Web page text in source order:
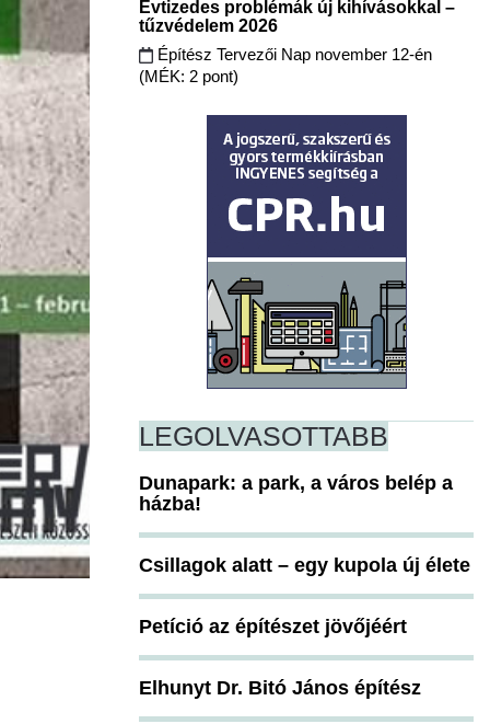
Évtizedes problémák új kihívásokkal –
tűzvédelem 2026
Építész Tervezői Nap november 12-én
(MÉK: 2 pont)
LEGOLVASOTTABB
Dunapark: a park, a város belép a
házba!
Csillagok alatt – egy kupola új élete
Petíció az építészet jövőjéért
Elhunyt Dr. Bitó János építész